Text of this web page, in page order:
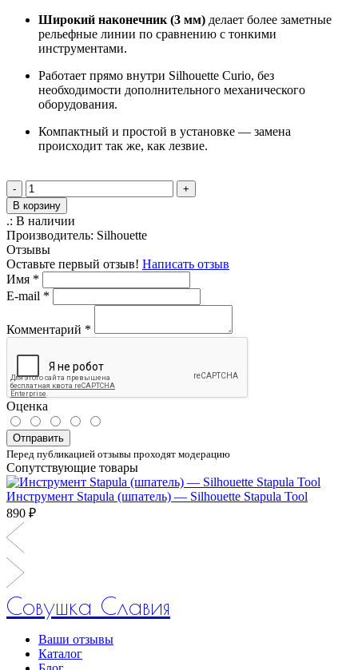
Широкий наконечник (3 мм) делает более заметные
рельефные линии по сравнению с тонкими
инструментами.
Работает прямо внутри Silhouette Curio, без
необходимости дополнительного механического
оборудования.
Компактный и простой в установке — замена
происходит так же, как лезвие.
-
+
В корзину
.: В наличии
Производитель: Silhouette
Отзывы
Оставьте первый отзыв! Написать отзыв
Имя *
E-mail *
Комментарий *
Оценка
Отправить
Перед публикацией отзывы проходят модерацию
Сопутствующие товары
Инструмент Stapula (шпатель) — Silhouette Stapula Tool
890 ₽
Совушка Славия
Ваши отзывы
Каталог